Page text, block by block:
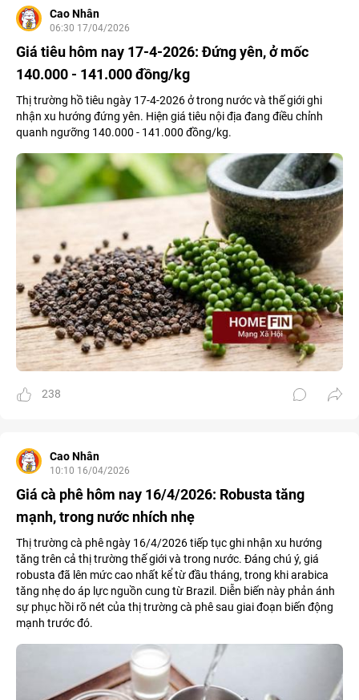
Cao Nhân
06:30 17/04/2026
Giá tiêu hôm nay 17-4-2026: Đứng yên, ở mốc
140.000 - 141.000 đồng/kg
Thị trường hồ tiêu ngày 17-4-2026 ở trong nước và thế giới ghi
nhận xu hướng đứng yên. Hiện giá tiêu nội địa đang điều chỉnh
quanh ngưỡng 140.000 - 141.000 đồng/kg.
238
Cao Nhân
10:10 16/04/2026
Giá cà phê hôm nay 16/4/2026: Robusta tăng
mạnh, trong nước nhích nhẹ
Thị trường cà phê ngày 16/4/2026 tiếp tục ghi nhận xu hướng
tăng trên cả thị trường thế giới và trong nước. Đáng chú ý, giá
robusta đã lên mức cao nhất kể từ đầu tháng, trong khi arabica
tăng nhẹ do áp lực nguồn cung từ Brazil. Diễn biến này phản ánh
sự phục hồi rõ nét của thị trường cà phê sau giai đoạn biến động
mạnh trước đó.